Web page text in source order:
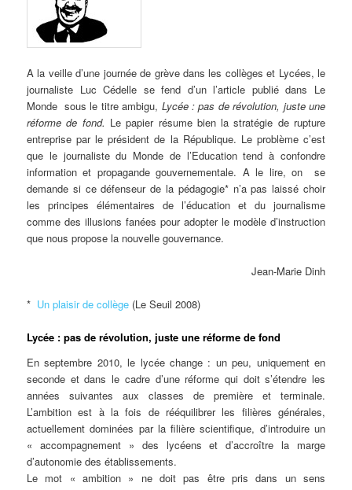
Ala veille d’une journée de grève dans les collèges et Lycées, le
journaliste Luc Cédelle se fend d’un l’article publié dans Le
Monde sous le titre ambigu, Lycée : pas de révolution, juste une
réforme de fond. Le papier résume bien la stratégie de rupture
entreprise par le président de la République. Le problème c’est
que le journaliste du Monde de l’Education tend à confondre
information et propagande gouvernementale. A le lire, on se
demande si ce défenseur de la pédagogie* n’a pas laissé choir
les principes élémentaires de l’éducation et du journalisme
comme des illusions fanées pour adopter le modèle d’instruction
que nous propose la nouvelle gouvernance.
Jean-Marie Dinh
* Un plaisir de collège (Le Seuil 2008)
Lycée : pas de révolution, juste une réforme de fond
En septembre 2010, le lycée change : un peu, uniquement en
seconde et dans le cadre d’une réforme qui doit s’étendre les
années suivantes aux classes de première et terminale.
L’ambition est à la fois de rééquilibrer les filières générales,
actuellement dominées par la filière scientifique, d’introduire un
« accompagnement » des lycéens et d’accroître la marge
d’autonomie des établissements.
Le mot « ambition » ne doit pas être pris dans un sens